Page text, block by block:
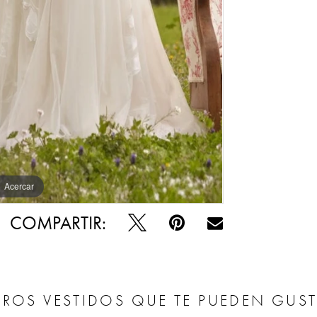
Acercar
Acercar
COMPARTIR:
VESTIDOS QUE TE PUEDEN